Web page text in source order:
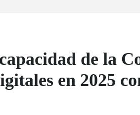
de la
en 2025